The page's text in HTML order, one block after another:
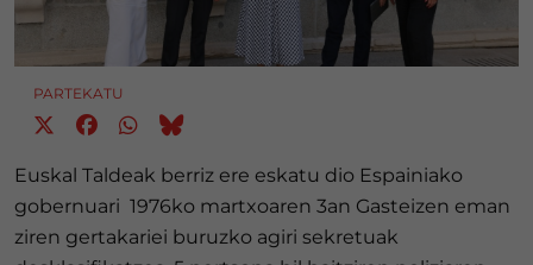
PARTEKATU
Euskal Taldeak berriz ere eskatu dio Espainiako
gobernuari 1976ko martxoaren 3an Gasteizen eman
ziren gertakariei buruzko agiri sekretuak